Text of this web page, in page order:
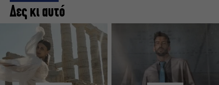
Δες κι αυτό